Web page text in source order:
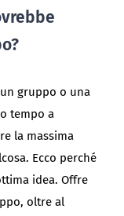
gruppo o una
tempo a
la massima
Ecco perché
idea. Offre
oltre al